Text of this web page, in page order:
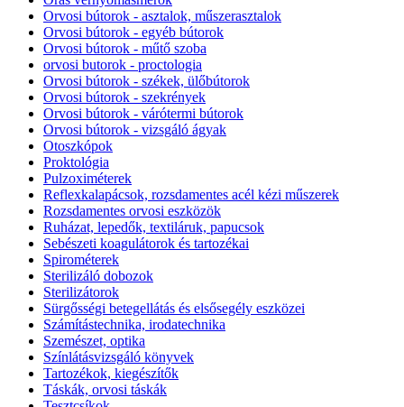
Orvosi bútorok - asztalok, műszerasztalok
Orvosi bútorok - egyéb bútorok
Orvosi bútorok - műtő szoba
orvosi butorok - proctologia
Orvosi bútorok - székek, ülőbútorok
Orvosi bútorok - szekrények
Orvosi bútorok - várótermi bútorok
Orvosi bútorok - vizsgáló ágyak
Otoszkópok
Proktológia
Pulzoximéterek
Reflexkalapácsok, rozsdamentes acél kézi műszerek
Rozsdamentes orvosi eszközök
Ruházat, lepedők, textiláruk, papucsok
Sebészeti koagulátorok és tartozékai
Spirométerek
Sterilizáló dobozok
Sterilizátorok
Sürgősségi betegellátás és elsősegély eszközei
Számítástechnika, irodatechnika
Szemészet, optika
Színlátásvizsgáló könyvek
Tartozékok, kiegészítők
Táskák, orvosi táskák